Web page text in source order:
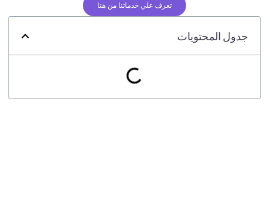
تعرف علي خدماتنا من هنا
جدول المحتويات